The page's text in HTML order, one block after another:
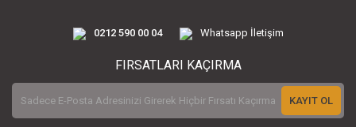
0212 590 00 04 Whatsapp İletişim
FIRSATLARI KAÇIRMA
KAYIT OL